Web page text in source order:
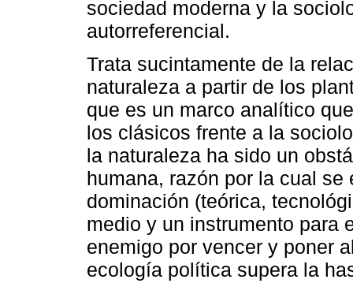
sociedad moderna y la
autorreferencial.
Trata sucintamente de la
naturaleza a partir de los
que es un marco analítico
los clásicos frente a la
la naturaleza ha sido un
humana, razón por la cual
dominación (teórica,
medio y un instrumento para
enemigo por vencer y poner
ecología política supera la